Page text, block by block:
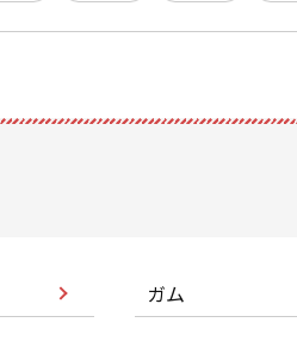
ガム